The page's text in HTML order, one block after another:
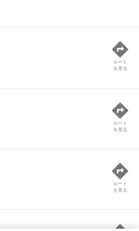
ルート
を見る
ルート
を見る
ルート
を見る